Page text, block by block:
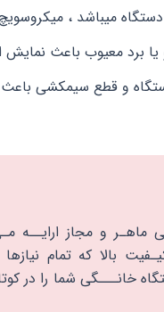
میباشد ، میکروسویچ
یا برد معیوب باعث نمایش
و قطع سیمکشی
ماهـر و مجاز ارایــه
بالا که تمام
خانـــگی شما را در